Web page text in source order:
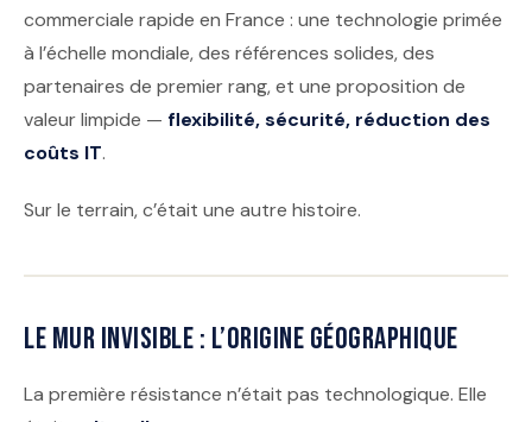
commerciale rapide en France : une technologie primée
à l’échelle mondiale, des références solides, des
partenaires de premier rang, et une proposition de
valeur limpide — flexibilité, sécurité, réduction des
coûts IT.
Sur le terrain, c’était une autre histoire.
Le mur invisible : l’origine géographique
La première résistance n’était pas technologique. Elle